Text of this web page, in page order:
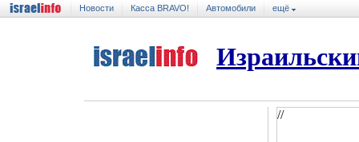
Новости Касса BRAVO! Автомобили ещё
//